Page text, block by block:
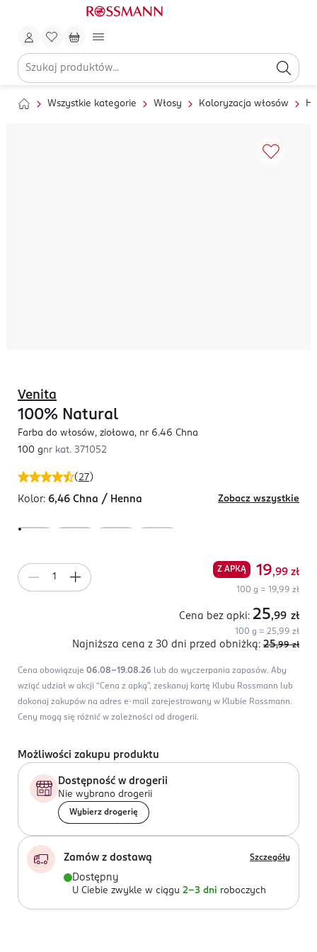
Wszystkie kategorie Włosy Koloryzacja włosów
(27)
Venita
100% Natural
Farba do włosów, ziołowa, nr 6.46 Chna
100 gnr kat. 371052
Kolor: 6,46 Chna / Henna Zobacz wszystkie
Z APKĄ 19,99 zł
100 g = 19,99 zł
Cena bez apki: 25,99 zł
100 g = 25,99 zł
Najniższa cena z 30 dni przed obniżką: 25,99 zł
Cena obowiązuje 06.08-19.08.26 lub do wyczerpania zapasów. Aby
wziąć udział w akcji “Cena z apką”, zeskanuj kartę Klubu Rossmann lub
dokonaj zakupów na adres e-mail zarejestrowany w Klubie Rossmann.
Ceny mogą się różnić w zależności od drogerii.
Możliwości zakupu produktu
Dostępność w drogerii
Nie wybrano drogerii
Wybierz drogerię
Zamów z dostawą Szczegóły
Dostępny
U Ciebie zwykle w ciągu 2-3 dni roboczych